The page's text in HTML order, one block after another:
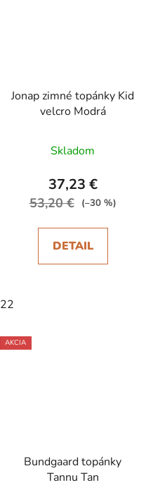
Jonap zimné topánky Kid
velcro Modrá
Skladom
37,23 €
53,20 € (–30 %)
DETAIL
22
AKCIA
Bundgaard topánky
Tannu Tan